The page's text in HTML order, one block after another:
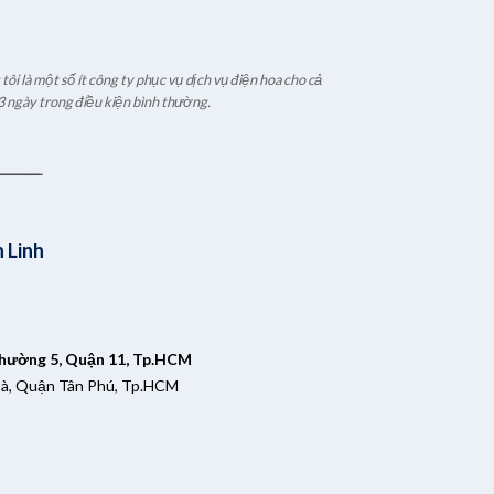
là một số ít công ty phục vụ dịch vụ điện hoa cho cả
ngày trong điều kiện bình thường.
Linh
5, Quận 11, Tp.HCM
Quận Tân Phú, Tp.HCM